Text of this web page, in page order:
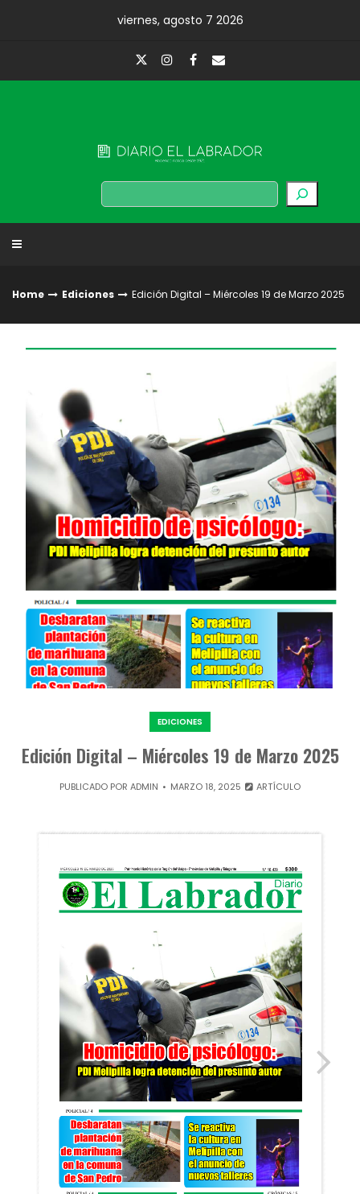
viernes, agosto 7 2026
Buscar
Home Ediciones Edición Digital – Miércoles 19 de Marzo 2025
EDICIONES
Edición Digital – Miércoles 19 de Marzo 2025
PUBLICADO POR ADMIN MARZO 18, 2025 ARTÍCULO